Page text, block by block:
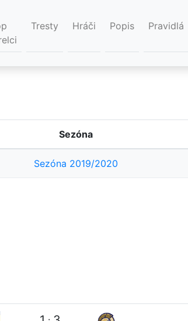
Tresty Hráči Popis Pravidlá
Sezóna
Sezóna 2019/2020